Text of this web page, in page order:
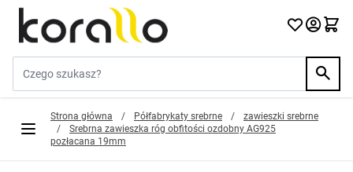
Przejdź do treści
Strona główna / Półfabrykaty srebrne /
zawieszki srebrne
/
Srebrna zawieszka róg obfitości ozdobny AG925
pozłacana 19mm